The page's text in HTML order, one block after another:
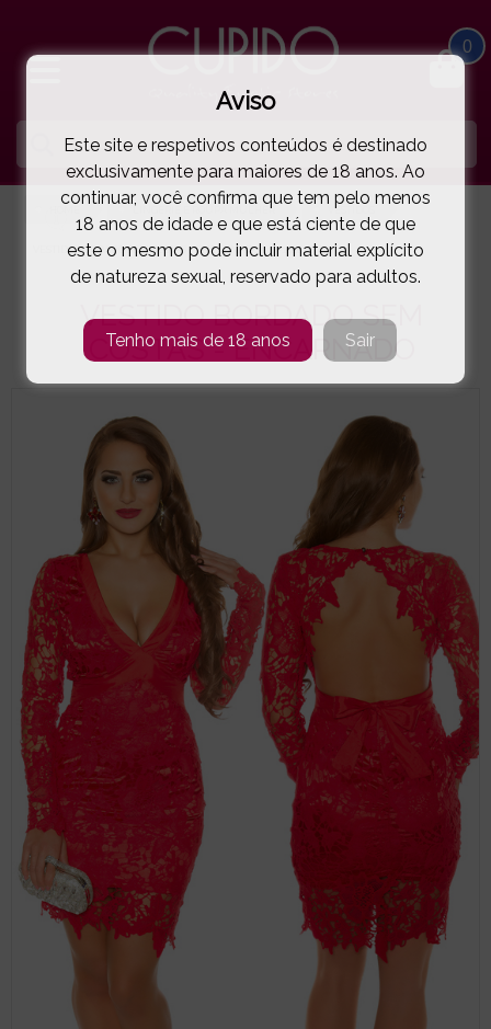
0
LINGERIE E ROUPA MULHER VESTIDOS
VESTIDO BORDADO SEM COSTAS - ENCARNADO ( 37-19461ENC )
VESTIDO BORDADO SEM
COSTAS - ENCARNADO
Aviso
Este site e respetivos conteúdos é destinado
exclusivamente para maiores de 18 anos. Ao
continuar, você confirma que tem pelo menos
18 anos de idade e que está ciente de que
este o mesmo pode incluir material explícito
de natureza sexual, reservado para adultos.
Tenho mais de 18 anos Sair